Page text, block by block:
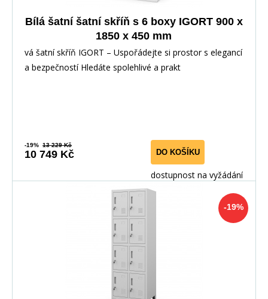
Bílá šatní šatní skříň s 6 boxy IGORT 900 x
1850 x 450 mm
vá šatní skříň IGORT – Uspořádejte si prostor s elegancí
a bezpečností Hledáte spolehlivé a prakt
-19% 13 229 Kč
10 749 Kč DO KOŠÍKU
dostupnost na vyžádání
-19%